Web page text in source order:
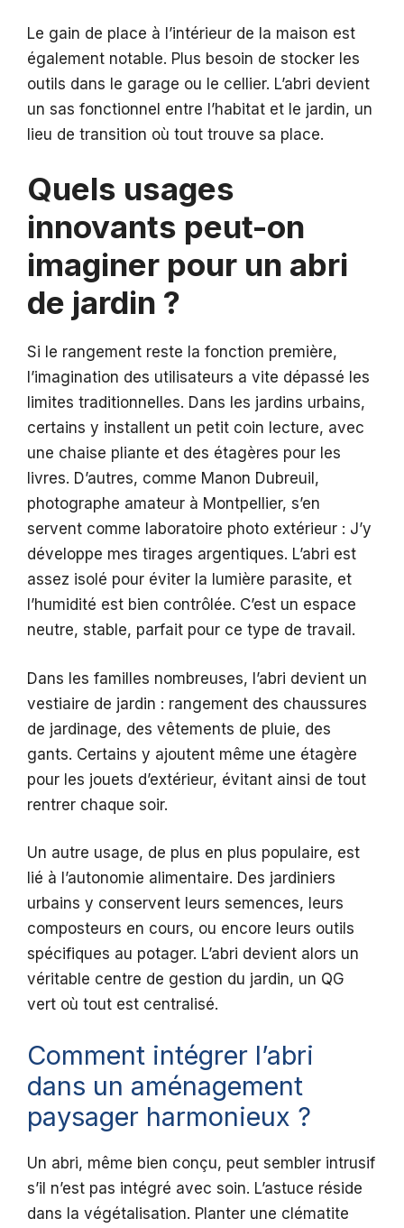
Le gain de place à l’intérieur de la maison est
également notable. Plus besoin de stocker les
outils dans le garage ou le cellier. L’abri devient
un sas fonctionnel entre l’habitat et le jardin, un
lieu de transition où tout trouve sa place.
Quels usages
innovants peut-on
imaginer pour un abri
de jardin ?
Si le rangement reste la fonction première,
l’imagination des utilisateurs a vite dépassé les
limites traditionnelles. Dans les jardins urbains,
certains y installent un petit coin lecture, avec
une chaise pliante et des étagères pour les
livres. D’autres, comme Manon Dubreuil,
photographe amateur à Montpellier, s’en
servent comme laboratoire photo extérieur : J’y
développe mes tirages argentiques. L’abri est
assez isolé pour éviter la lumière parasite, et
l’humidité est bien contrôlée. C’est un espace
neutre, stable, parfait pour ce type de travail.
Dans les familles nombreuses, l’abri devient un
vestiaire de jardin : rangement des chaussures
de jardinage, des vêtements de pluie, des
gants. Certains y ajoutent même une étagère
pour les jouets d’extérieur, évitant ainsi de tout
rentrer chaque soir.
Un autre usage, de plus en plus populaire, est
lié à l’autonomie alimentaire. Des jardiniers
urbains y conservent leurs semences, leurs
composteurs en cours, ou encore leurs outils
spécifiques au potager. L’abri devient alors un
véritable centre de gestion du jardin, un QG
vert où tout est centralisé.
Comment intégrer l’abri
dans un aménagement
paysager harmonieux ?
Un abri, même bien conçu, peut sembler intrusif
s’il n’est pas intégré avec soin. L’astuce réside
dans la végétalisation. Planter une clématite